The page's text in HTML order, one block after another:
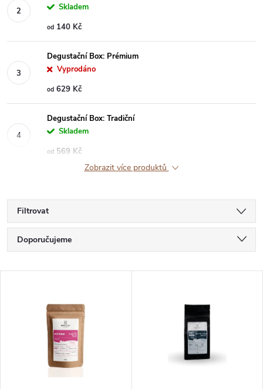
Skladem
od 140 Kč
Degustační Box: Prémium
Vyprodáno
od 629 Kč
Degustační Box: Tradiční
Skladem
od 569 Kč
Zobrazit více produktů
Filtrovat
Ř
a
Doporučujeme
Nejprodávanější
Abecedně